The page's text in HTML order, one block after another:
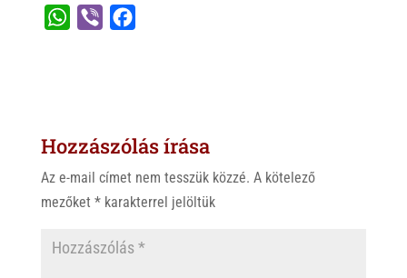
A
p
o
k
Hozzászólás írása
Az e-mail címet nem tesszük közzé. A kötelező
mezőket *karakterrel jelöltük